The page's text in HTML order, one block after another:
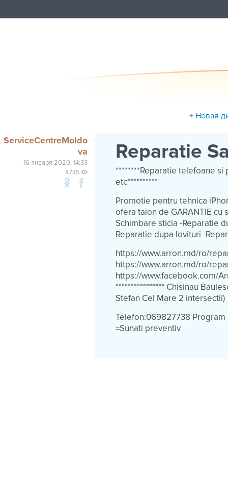
+ Новая
ServiceCentreMoldo
va
16 января 2020, 14:33
4745
Reparatie
********Reparatie telefoane si
etc**********
Promotie pentru tehnica
ofera talon de GARANTIE cu
Schimbare sticla -Reparatie
Reparatie dupa lovituri -
https://www.arron.md/ro/
https://www.arron.md/ro/
https://www.facebook.com/
**************** Chisinau
Stefan Cel Mare 2 intersectii)
Telefon:069827738 Program
=Sunati preventiv